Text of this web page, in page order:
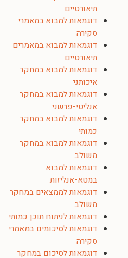
תיאורטיים
דוגמאות למבוא במאמרי
סקירה
דוגמאות למבוא במאמרים
תיאורטיים
דוגמאות למבוא במחקר
איכותני
דוגמאות למבוא במחקר
אנליטי-פרשני
דוגמאות למבוא במחקר
כמותי
דוגמאות למבוא במחקר
משולב
דוגמאות למבוא
במטא-אנליזות
דוגמאות לממצאים במחקר
משולב
דוגמאות לניתוח תוכן כמותי
דוגמאות לסיכומים במאמרי
סקירה
דוגמאות לסיכום במחקר